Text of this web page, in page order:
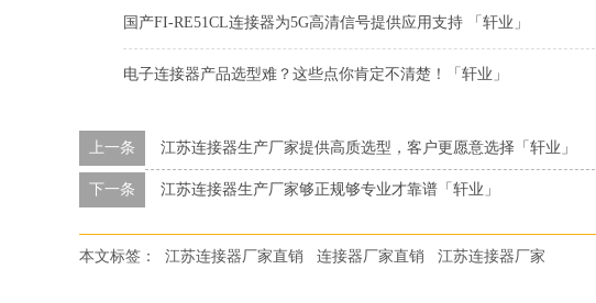
国产FI-RE51CL连接器为5G高清信号提供应用支持 「轩业」
电子连接器产品选型难？这些点你肯定不清楚！「轩业」
上一条 江苏连接器生产厂家提供高质选型，客户更愿意选择「轩业」
下一条 江苏连接器生产厂家够正规够专业才靠谱「轩业」
本文标签： 江苏连接器厂家直销 连接器厂家直销 江苏连接器厂家